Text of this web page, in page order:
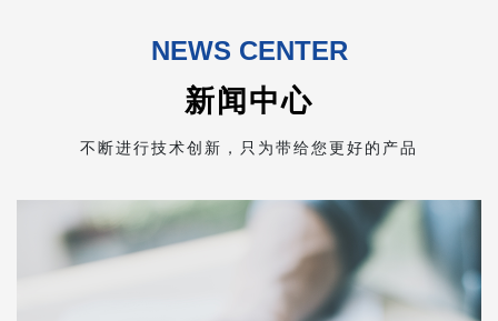
NEWS CENTER
新闻中心
不断进行技术创新，只为带给您更好的产品